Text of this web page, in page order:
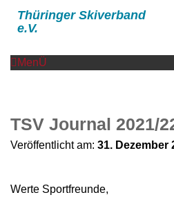
Thüringer Skiverband
e.V.
MenÜ
TSV Journal 2021/
Veröffentlicht am: 31. Dezember
Werte Sportfreunde,